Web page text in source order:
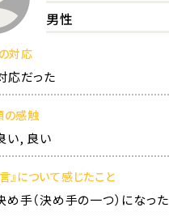
男性
対応
応だった
の感触
い, 良い
』について感じたこと
め手（決め手の一つ）になった